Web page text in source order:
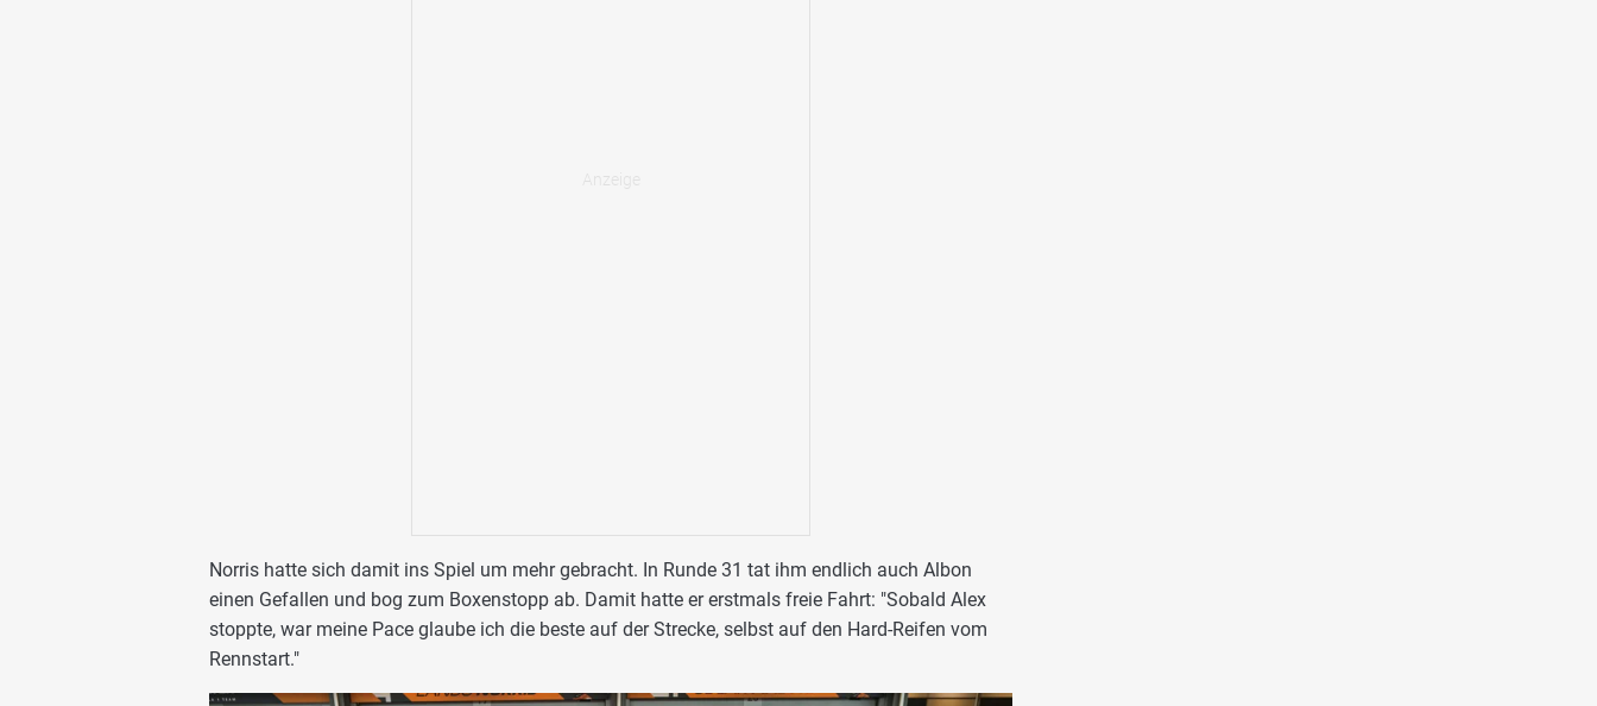
Norris hatte sich damit ins Spiel um mehr gebracht. In Runde 31 tat ihm endlich auch Albon
einen Gefallen und bog zum Boxenstopp ab. Damit hatte er erstmals freie Fahrt: "Sobald Alex
stoppte, war meine Pace glaube ich die beste auf der Strecke, selbst auf den Hard-Reifen vom
Rennstart."